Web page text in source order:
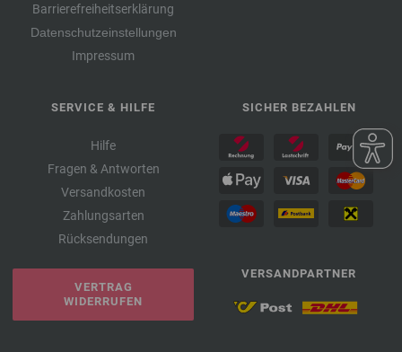
Barrierefreiheitserklärung
Datenschutzeinstellungen
Impressum
SERVICE & HILFE
Hilfe
Fragen & Antworten
Versandkosten
Zahlungsarten
Rücksendungen
VERTRAG
WIDERRUFEN
SICHER BEZAHLEN
VERSANDPARTNER